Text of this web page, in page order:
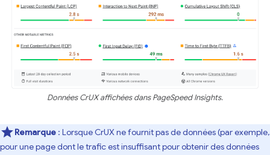
Données CrUX affichées dans PageSpeed Insights.
Remarque : Lorsque CrUX ne fournit pas de données (par exemple,
pour une page dont le trafic est insuffisant pour obtenir des données